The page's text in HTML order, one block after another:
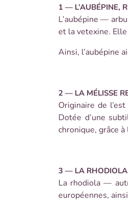
1 — L’AUBÉPINE,
L’aubépine —
et la vetexine.
Ainsi, l’aubépine
2 — LA MÉLISSE
Originaire de
Dotée d’une
chronique, grâce
3 — LA RHODIOLA
La rhodiola —
européennes,